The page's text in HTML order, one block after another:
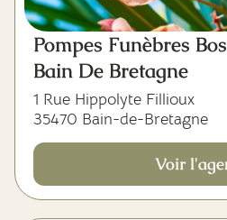
Pompes Funèbres
Bain De Bretagne
1 Rue Hippolyte Fillioux
35470 Bain-de-Bretagne
Voir